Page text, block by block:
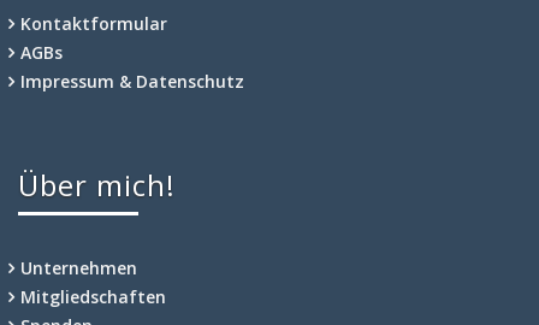
Kontaktformular
AGBs
Impressum & Datenschutz
Über mich!
Unternehmen
Mitgliedschaften